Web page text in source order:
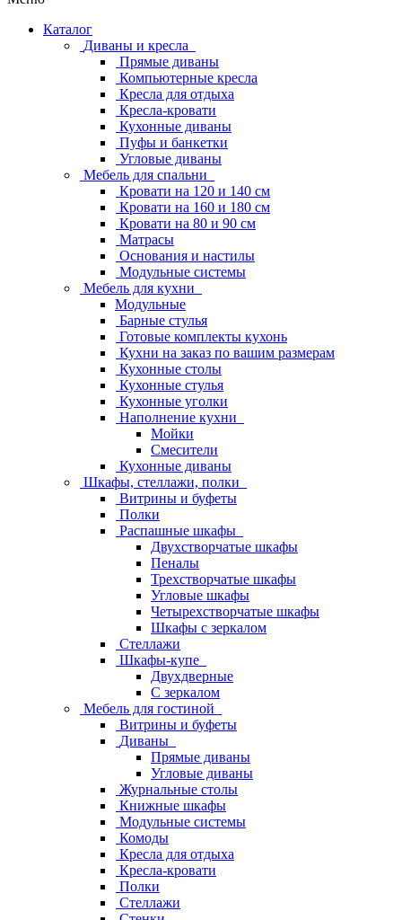
Каталог
Диваны и кресла
Прямые диваны
Компьютерные кресла
Кресла для отдыха
Кресла-кровати
Кухонные диваны
Пуфы и банкетки
Угловые диваны
Мебель для спальни
Кровати на 120 и 140 см
Кровати на 160 и 180 см
Кровати на 80 и 90 см
Матрасы
Основания и настилы
Модульные системы
Мебель для кухни
Модульные
Барные стулья
Готовые комплекты кухонь
Кухни на заказ по вашим размерам
Кухонные столы
Кухонные стулья
Кухонные уголки
Наполнение кухни
Мойки
Смесители
Кухонные диваны
Шкафы, стеллажи, полки
Витрины и буфеты
Полки
Распашные шкафы
Двухстворчатые шкафы
Пеналы
Трехстворчатые шкафы
Угловые шкафы
Четырехстворчатые шкафы
Шкафы с зеркалом
Стеллажи
Шкафы-купе
Двухдверные
С зеркалом
Мебель для гостиной
Витрины и буфеты
Диваны
Прямые диваны
Угловые диваны
Журнальные столы
Книжные шкафы
Модульные системы
Комоды
Кресла для отдыха
Кресла-кровати
Полки
Стеллажи